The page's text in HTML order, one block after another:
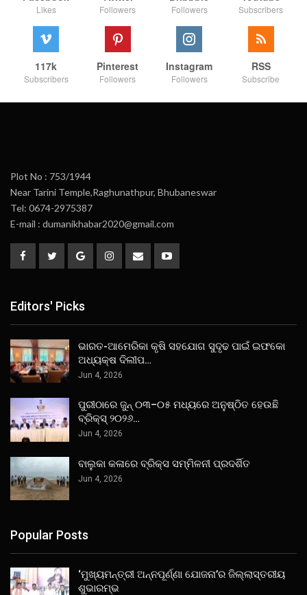
Likes Followers Followers Subscribers
117k
Subscribers
Pinterest
Followers
Instagram
Followers
RSS
Subscribe
Plot No : 753/1944
Near Tarini Temple,Raghunathpur, Bhubaneswar
Tel: 0674-2975387
E-mail : dumanikhabar2020@gmail.com
Editors' Picks
ଭାରତ-ଆମେରିକା କୃଷି ସହଯୋଗ ସୁଦୃଢ ପାଇଁ ଇଫକୋ
ଅଧ୍ୟକ୍ଷ ଦିଲୀପ…
Jun 4, 2026
ପୁରୀଠାରେ ଜୁନ୍ ୦୩–୦୫ ମଧ୍ୟରେ ଅନୁଷ୍ଠିତ ହେଉଛି
ବ୍ରିକ୍ସ୍ ୨୦୨୬…
Jun 4, 2026
ବାଲୁକା କଳାରେ ବ୍ରିକ୍ସ ସମ୍ମିଳନୀ ପ୍ରଦର୍ଶିତ
Jun 4, 2026
Popular Posts
‘ମୁଖ୍ୟମନ୍ତ୍ରୀ ଅନ୍ନପୂର୍ଣ୍ଣା ଯୋଜନା’ର ଜିଲ୍ଲାସ୍ତରୀୟ
ଶୁଭାରମ୍ଭ